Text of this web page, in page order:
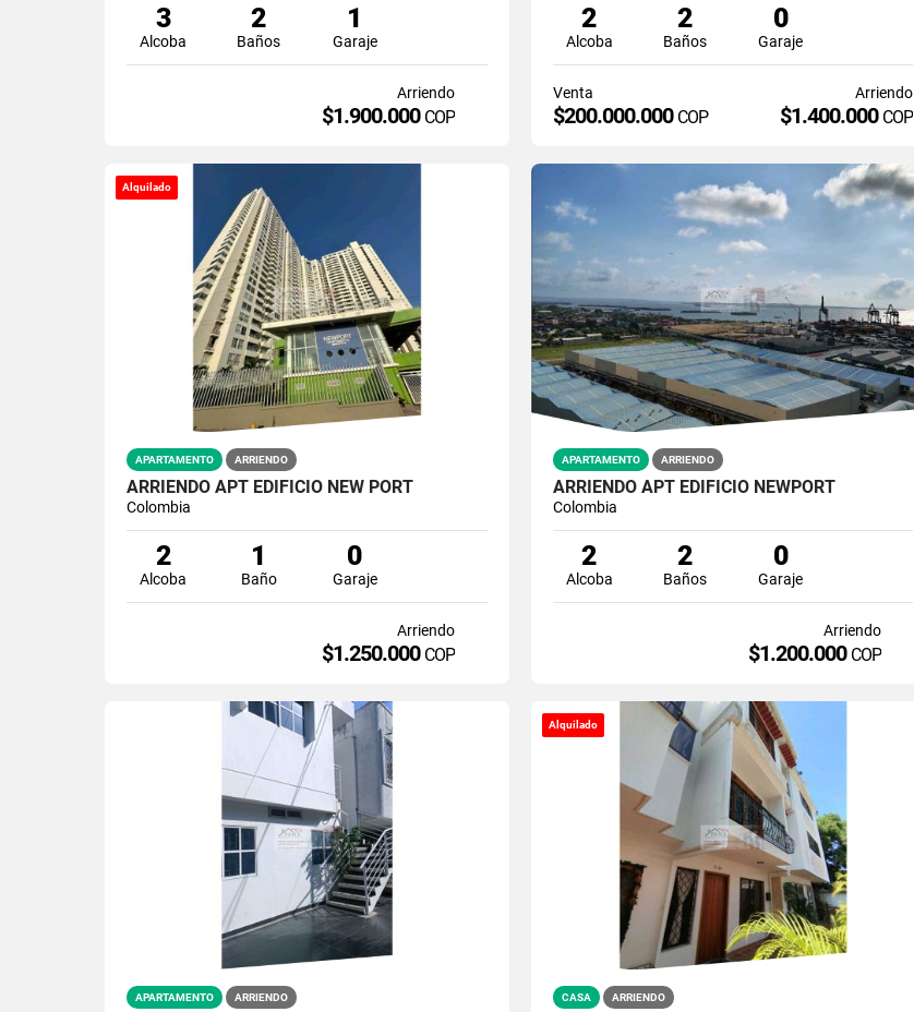
3
Alcoba
2
Baños
1
Garaje
Arriendo
$1.900.000 COP
2
Alcoba
2
Baños
0
Garaje
Venta
$200.000.000 COP
Arriendo
$1.400.000 COP
Alquilado
APARTAMENTO ARRIENDO
ARRIENDO APT EDIFICIO NEW PORT
Colombia
2
Alcoba
1
Baño
0
Garaje
Arriendo
$1.250.000 COP
APARTAMENTO ARRIENDO
ARRIENDO APT EDIFICIO NEWPORT
Colombia
2
Alcoba
2
Baños
0
Garaje
Arriendo
$1.200.000 COP
APARTAMENTO ARRIENDO
Alquilado
CASA ARRIENDO